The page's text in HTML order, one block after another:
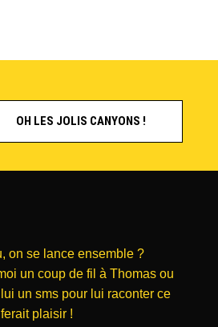
OH LES JOLIS CANYONS !
on se lance ensemble ?
un coup de fil à Thomas ou
un sms pour lui raconter ce
plaisir !